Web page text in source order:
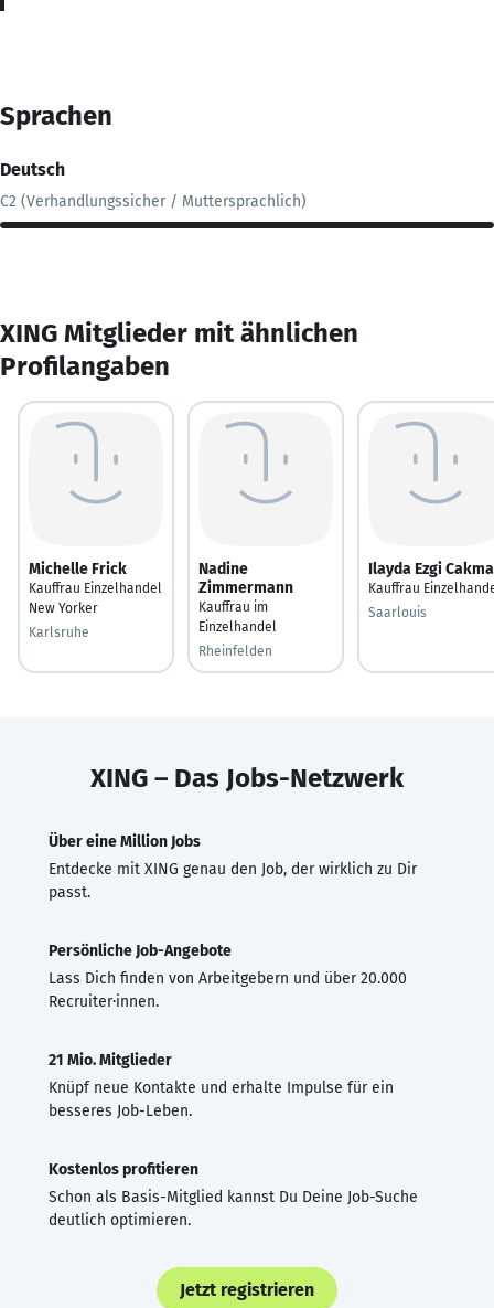
Sprachen
Deutsch
C2 (Verhandlungssicher / Muttersprachlich)
XING Mitglieder mit ähnlichen
Profilangaben
Michelle Frick
Kauffrau Einzelhandel
New Yorker
Karlsruhe
Nadine
Zimmermann
Kauffrau im
Einzelhandel
Rheinfelden
Ilayda Ezgi
Kauffrau
Saarlouis
XING – Das Jobs-Netzwerk
Über eine Million Jobs
Entdecke mit XING genau den Job, der wirklich zu Dir
passt.
Persönliche Job-Angebote
Lass Dich finden von Arbeitgebern und über 20.000
Recruiter·innen.
21 Mio. Mitglieder
Knüpf neue Kontakte und erhalte Impulse für ein
besseres Job-Leben.
Kostenlos profitieren
Schon als Basis-Mitglied kannst Du Deine Job-Suche
deutlich optimieren.
Jetzt registrieren